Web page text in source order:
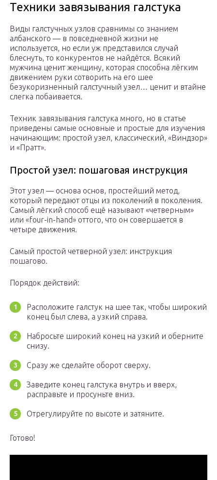
Техники завязывания галстука
Виды галстучных узлов сравнимы со знанием
албанского — в повседневной жизни не
используется, но если уж представился случай
блеснуть, то конкурентов не найдётся. Всякий
мужчина ценит женщину, которая способна лёгким
движением руки сотворить на его шее
безукоризненный галстучный узел… ценит и втайне
слегка побаивается.
Техник завязывания галстука много, но в статье
приведены самые основные и простые для изучения
начинающим: простой узел, классический, «Виндзор»
и «Пратт».
Простой узел: пошаговая инструкция
Этот узел — основа основ, простейший метод,
который передают отцы из поколений в поколения.
Самый лёгкий способ ещё называют «четверным»
или «four-in-hand» оттого, что он совершается в
четыре движения.
Самый простой четверной узел: инструкция
пошагово.
Порядок действий:
Расположите галстук на шее так, чтобы широкий
конец был слева, а узкий справа.
Набросьте широкий конец на узкий и оберните
снизу.
Сразу же сделайте оборот сверху.
Заведите конец галстука внутрь и вверх,
расправьте и просуньте вниз.
Отрегулируйте по высоте и затяните.
Готово!